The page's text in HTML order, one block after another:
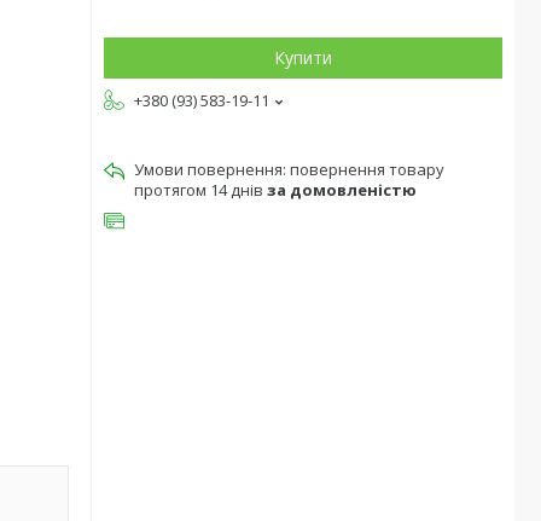
Купити
+380 (93) 583-19-11
повернення товару
протягом 14 днів за домовленістю